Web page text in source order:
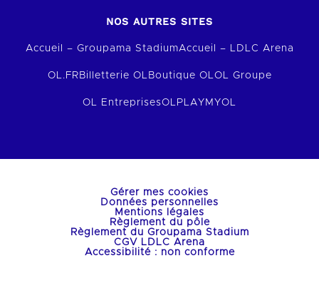
NOS AUTRES SITES
Accueil – Groupama StadiumAccueil – LDLC Arena
OL.FR Billetterie OL Boutique OL OL Groupe
OL EntreprisesOLPLAY MYOL
Gérer mes cookies
Données personnelles
Mentions légales
Règlement du pôle
Règlement du Groupama Stadium
CGV LDLC Arena
Accessibilité : non conforme